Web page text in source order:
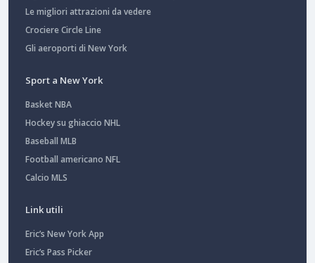
Le migliori attrazioni da vedere
Crociere Circle Line
Gli aeroporti di New York
Sport a New York
Basket NBA
Hockey su ghiaccio NHL
Baseball MLB
Football americano NFL
Calcio MLS
Link utili
Eric’s New York App
Eric’s Pass Picker